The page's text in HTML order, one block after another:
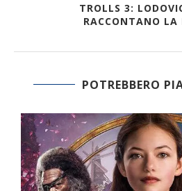
TROLLS 3:
RACCONTANO LA
POTREBBERO